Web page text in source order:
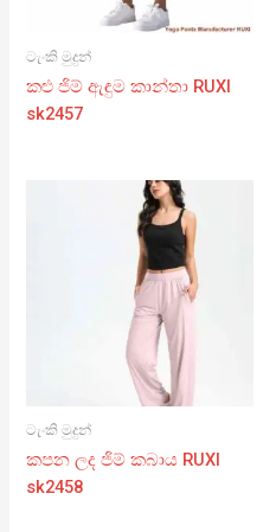
ටැංකි මුදුන්
කළු ජිම් ඇඳුම කාන්තා RUXI
sk2457
ටැංකි මුදුන්
කපන ලද ජිම් කබාය RUXI
sk2458